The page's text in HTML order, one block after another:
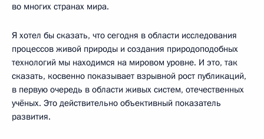
во многих странах мира.
Я хотел бы сказать, что сегодня в области исследования
процессов живой природы и создания природоподобных
технологий мы находимся на мировом уровне. И это, так
сказать, косвенно показывает взрывной рост публикаций,
в первую очередь в области живых систем, отечественных
учёных. Это действительно объективный показатель
развития.